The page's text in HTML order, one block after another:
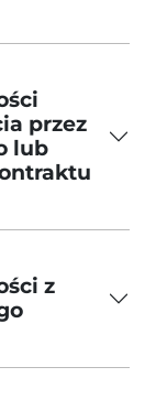
przez
lub
z